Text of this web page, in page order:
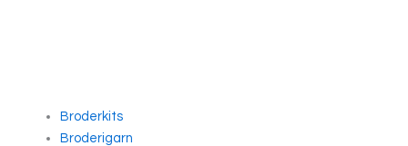
Broderkits
Broderigarn